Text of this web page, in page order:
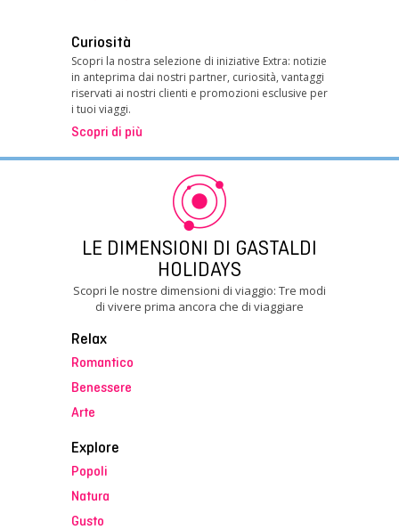
Curiosità
Scopri la nostra selezione di iniziative Extra: notizie
in anteprima dai nostri partner, curiosità, vantaggi
riservati ai nostri clienti e promozioni esclusive per
i tuoi viaggi.
Scopri di più
LE DIMENSIONI DI GASTALDI
HOLIDAYS
Scopri le nostre dimensioni di viaggio: Tre modi
di vivere prima ancora che di viaggiare
Relax
Romantico
Benessere
Arte
Explore
Popoli
Natura
Gusto